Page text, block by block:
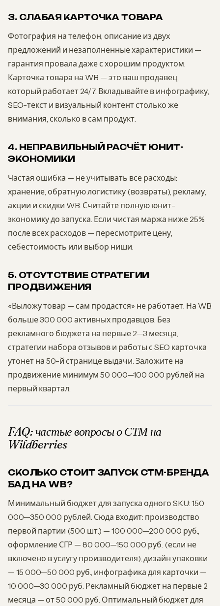
3. СЛАБАЯ КАРТОЧКА ТОВАРА
Фотография на телефон, описание из двух
предложений и незаполненные характеристики —
гарантия провала даже с хорошим продуктом.
Карточка товара на WB — это ваш продавец,
который работает 24/7. Вкладывайте в инфографику,
SEO-текст и визуальный контент столько же
внимания, сколько в сам продукт.
4. НЕПРАВИЛЬНЫЙ РАСЧЁТ ЮНИТ-
ЭКОНОМИКИ
Частая ошибка — не учитывать все расходы:
хранение, обратную логистику (возвраты), рекламу,
акции и скидки WB. Считайте полную юнит-
экономику до запуска. Если чистая маржа ниже 25%
после всех расходов — пересмотрите цену,
себестоимость или выбор ниши.
5. ОТСУТСТВИЕ СТРАТЕГИИ
ПРОДВИЖЕНИЯ
«Выложу товар — сам продастся» не работает. На WB
больше 300 000 активных продавцов. Без
рекламного бюджета на первые 2—3 месяца,
стратегии набора отзывов и работы с SEO карточка
утонет на 50-й странице выдачи. Заложите на
продвижение минимум 50 000—100 000 рублей на
первый квартал.
FAQ: частые вопросы о СТМ на
Wildberries
СКОЛЬКО СТОИТ ЗАПУСК СТМ-БРЕНДА
БАД НА WB?
Минимальный бюджет для запуска одного SKU: 150
000—350 000 рублей. Сюда входит: производство
первой партии (500 шт.) — 100 000—200 000 руб.,
оформление СГР — 80 000—150 000 руб. (если не
включено в услугу производителя), дизайн упаковки
— 15 000—50 000 руб., инфографика для карточки —
10 000—30 000 руб. Рекламный бюджет на первые 2
месяца — от 50 000 руб. Оптимальный бюджет для